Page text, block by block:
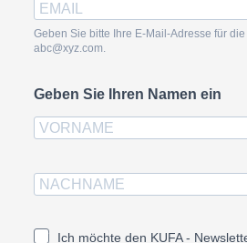
Geben Sie bitte Ihre E-Mail-Adresse für
abc@xyz.com.
Geben Sie Ihren Namen ein
Ich möchte den KUFA -